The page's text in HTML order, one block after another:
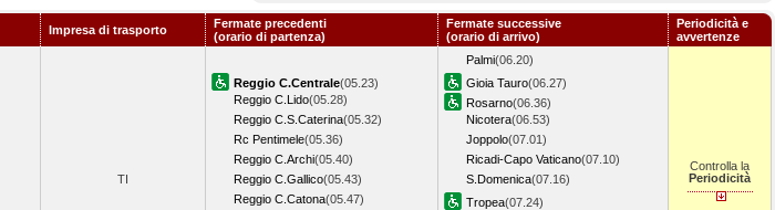
Impresa di trasporto
Fermate precedenti
(orario di partenza)
Fermate successive
(orario di arrivo)
Periodicità e
avvertenze
TI
Reggio C.Centrale(05.23)
Reggio C.Lido(05.28)
Reggio C.S.Caterina(05.32)
Rc Pentimele(05.36)
Reggio C.Archi(05.40)
Reggio C.Gallico(05.43)
Reggio C.Catona(05.47)
Palmi(06.20)
Gioia Tauro(06.27)
Rosarno(06.36)
Nicotera(06.53)
Joppolo(07.01)
Ricadi-Capo Vaticano(07.10)
S.Domenica(07.16)
Tropea(07.24)
Controlla la
Periodicità